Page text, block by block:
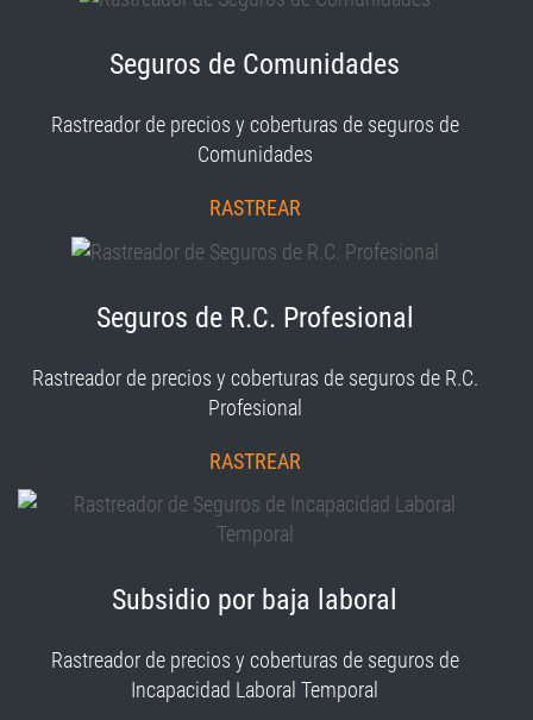
Seguros de Comunidades
Rastreador de precios y coberturas de seguros de
Comunidades
RASTREAR
Seguros de R.C. Profesional
Rastreador de precios y coberturas de seguros de R.C.
Profesional
RASTREAR
Subsidio por baja laboral
Rastreador de precios y coberturas de seguros de
Incapacidad Laboral Temporal